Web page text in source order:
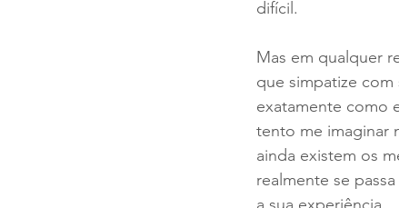
difícil.
Mas em qualquer
que simpatize com
exatamente como
tento me imaginar
ainda existem os
realmente se